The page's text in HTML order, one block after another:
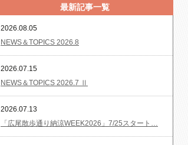
最新記事一覧
2026.08.05
NEWS＆TOPICS 2026.8
2026.07.15
NEWS＆TOPICS 2026.7 Ⅱ
2026.07.13
「広尾散歩通り納涼WEEK2026」7/25スタート…